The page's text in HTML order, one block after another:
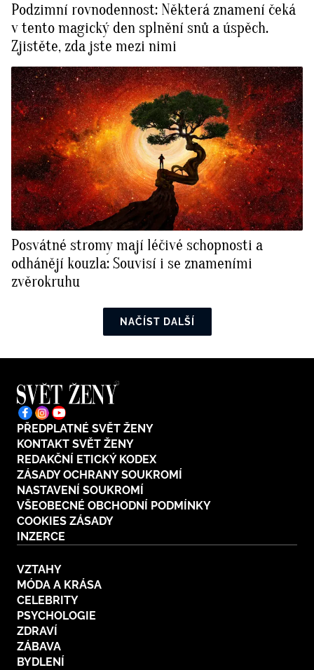
Podzimní rovnodennost: Některá znamení čeká
v tento magický den splnění snů a úspěch.
Zjistěte, zda jste mezi nimi
Posvátné stromy mají léčivé schopnosti a
odhánějí kouzla: Souvisí i se znameními
zvěrokruhu
NAČÍST DALŠÍ
PŘEDPLATNÉ SVĚT ŽENY
KONTAKT SVĚT ŽENY
REDAKČNÍ ETICKÝ KODEX
ZÁSADY OCHRANY SOUKROMÍ
NASTAVENÍ SOUKROMÍ
VŠEOBECNÉ OBCHODNÍ PODMÍNKY
COOKIES ZÁSADY
INZERCE
VZTAHY
MÓDA A KRÁSA
CELEBRITY
PSYCHOLOGIE
ZDRAVÍ
ZÁBAVA
BYDLENÍ